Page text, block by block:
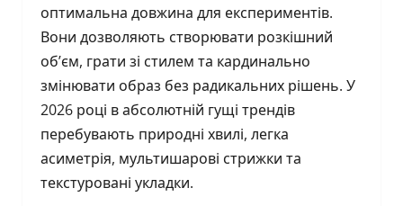
оптимальна довжина для експериментів.
Вони дозволяють створювати розкішний
об’єм, грати зі стилем та кардинально
змінювати образ без радикальних рішень. У
2026 році в абсолютній гущі трендів
перебувають природні хвилі, легка
асиметрія, мультишарові стрижки та
текстуровані укладки.